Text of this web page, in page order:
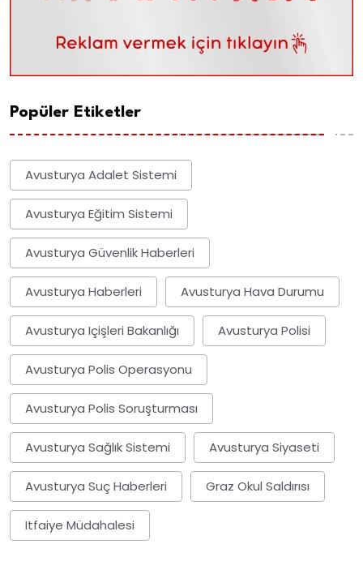
Popüler Etiketler
Avusturya Adalet Sistemi
Avusturya Eğitim Sistemi
Avusturya Güvenlik Haberleri
Avusturya Haberleri Avusturya Hava Durumu
Avusturya Içişleri Bakanlığı Avusturya Polisi
Avusturya Polis Operasyonu
Avusturya Polis Soruşturması
Avusturya Sağlık Sistemi Avusturya Siyaseti
Avusturya Suç Haberleri Graz Okul Saldırısı
Itfaiye Müdahalesi